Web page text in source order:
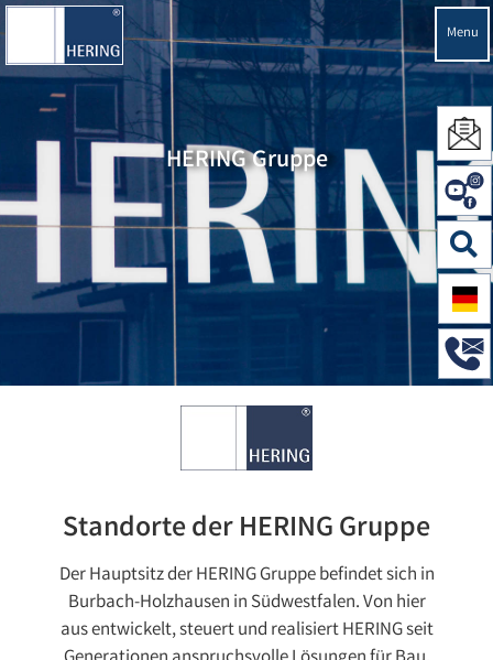
Menu
HERING Gruppe
Standorte der HERING Gruppe
Der Hauptsitz der HERING Gruppe befindet sich in
Burbach-Holzhausen in Südwestfalen. Von hier
aus entwickelt, steuert und realisiert HERING seit